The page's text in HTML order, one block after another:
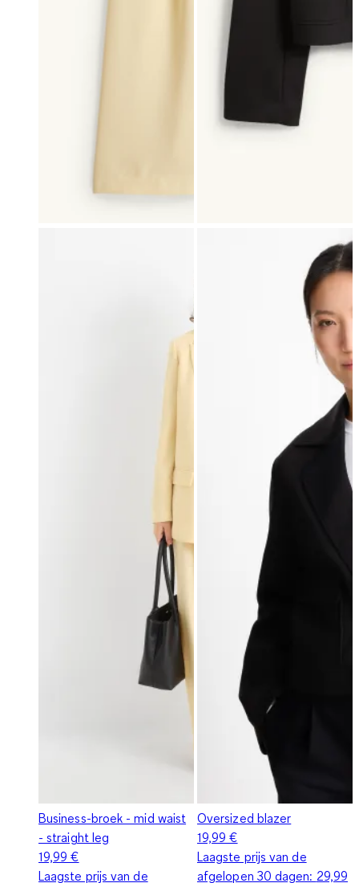
Business-broek - mid waist
- straight leg
19,99 €
Laagste prijs van de
Oversized blazer
19,99 €
Laagste prijs van de
afgelopen 30 dagen: 29,99